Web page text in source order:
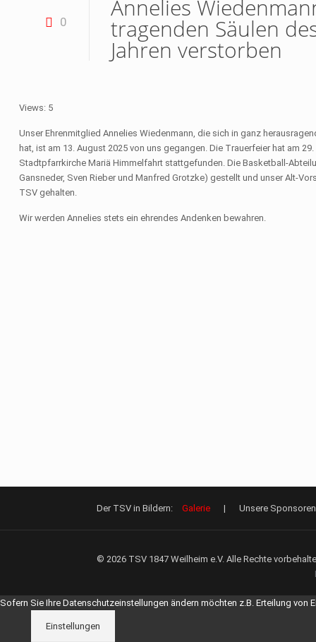
0 Annelies
tragenden Säulen
Jahren verstorben
Views: 5
Unser Ehrenmitglied Annelies Wiedenmann, die sich in ganz
hat, ist am 13. August 2025 von uns gegangen. Die Trauerfeier hat am
Stadtpfarrkirche Mariä Himmelfahrt stattgefunden. Die Basketball-
Gansneder, Sven Rieber und Manfred Grotzke) gestellt und unser Alt-
TSV gehalten.
Wir werden Annelies stets ein ehrendes Andenken bewahren.
Der TSV in Bildern: Galerie | Unsere
© 2026 TSV 1847 Weilheim e.V. Alle Rechte
Sofern Sie Ihre Datenschutzeinstellungen ändern möchten z.B. Erteilung
Einstellungen